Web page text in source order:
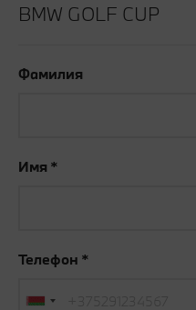
BMW GOLF CUP
Фамилия
Имя
Телефон